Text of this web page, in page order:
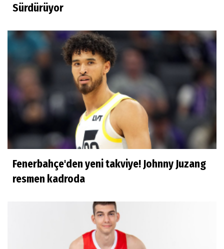
Sürdürüyor
Fenerbahçe'den yeni takviye! Johnny Juzang
resmen kadroda